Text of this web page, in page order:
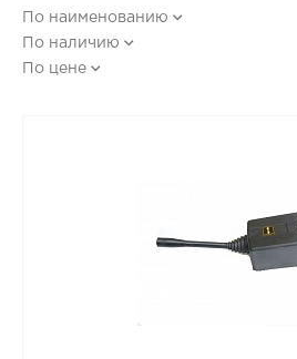
По наименованию
По наличию
По цене